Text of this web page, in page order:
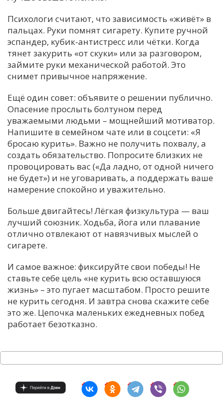
Психологи считают, что зависимость «живёт» в
пальцах. Руки помнят сигарету. Купите ручной
эспандер, кубик-антистресс или чётки. Когда
тянет закурить «от скуки» или за разговором,
займите руки механической работой. Это
снимет привычное напряжение.
Ещё один совет: объявите о решении публично.
Опасение прослыть болтуном перед
уважаемыми людьми – мощнейший мотиватор.
Напишите в семейном чате или в соцсети: «Я
бросаю курить». Важно не получить похвалу, а
создать обязательство. Попросите близких не
провоцировать вас («Да ладно, от одной ничего
не будет») и не уговаривать, а поддержать ваше
намерение спокойно и уважительно.
Больше двигайтесь! Лёгкая физкультура — ваш
лучший союзник. Ходьба, йога или плавание
отлично отвлекают от навязчивых мыслей о
сигарете.
И самое важное: фиксируйте свои победы! Не
ставьте себе цель «не курить всю оставшуюся
жизнь» – это пугает масштабом. Просто решите
не курить сегодня. И завтра снова скажите себе
это же. Цепочка маленьких ежедневных побед
работает безотказно.